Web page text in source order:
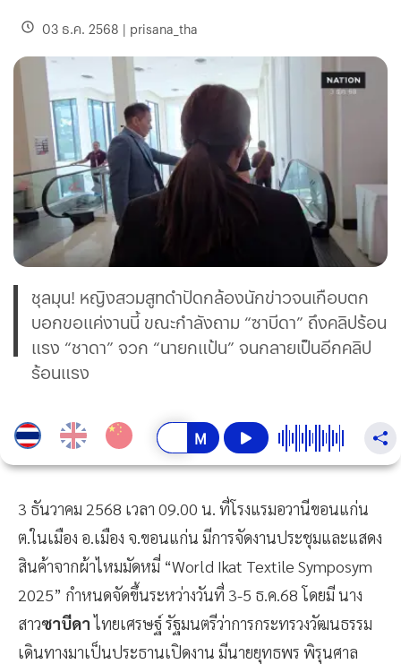
03 ธ.ค. 2568 | prisana_tha
ชุลมุน! หญิงสวมสูทดำปัดกล้องนักข่าวจนเกือบตก
บอกขอแค่งานนี้ ขณะกำลังถาม “ซาบีดา” ถึงคลิปร้อน
แรง “ชาดา” จวก “นายกแป้น” จนกลายเป็นอีกคลิป
ร้อนแรง
3 ธันวาคม 2568 เวลา 09.00 น. ที่โรงแรมอวานีขอนแก่น
ต.ในเมือง อ.เมือง จ.ขอนแก่น มีการจัดงานประชุมและแสดง
สินค้าจากผ้าไหมมัดหมี่ “World Ikat Textile Symposym
2025” กำหนดจัดขึ้นระหว่างวันที่ 3-5 ธ.ค.68 โดยมี นาง
สาวซาบีดาไทยเศรษฐ์ รัฐมนตรีว่าการกระทรวงวัฒนธรรม
เดินทางมาเป็นประธานเปิดงาน มีนายยุทธพร พิรุนศาล